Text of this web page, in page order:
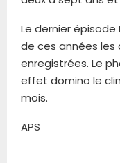
Le dernier épisode
de ces années les
enregistrées. Le
effet domino le
mois.
APS